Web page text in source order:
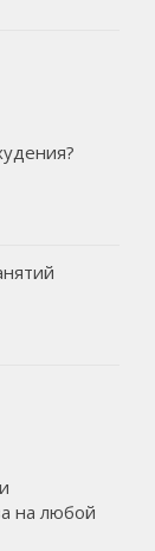
на любой